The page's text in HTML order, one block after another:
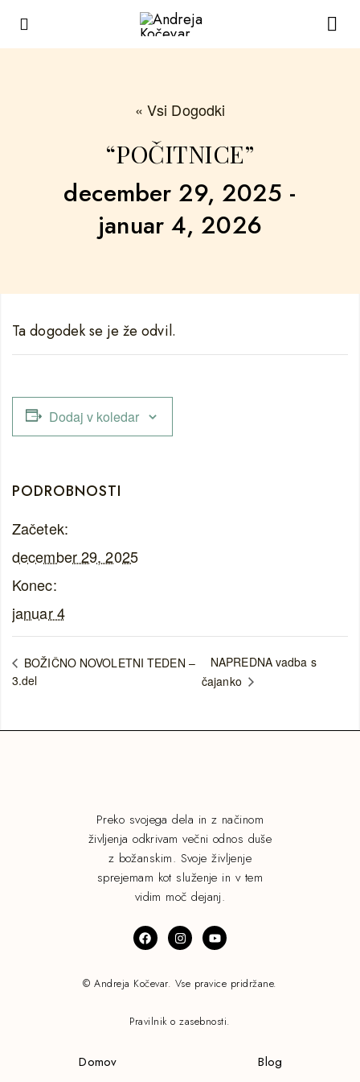
« Vsi Dogodki
“POČITNICE”
december 29, 2025 -
januar 4, 2026
Ta dogodek se je že odvil.
Dodaj v koledar
PODROBNOSTI
Začetek:
december 29, 2025
Konec:
januar 4
BOŽIČNO NOVOLETNI TEDEN –
3.del
NAPREDNA vadba s
čajanko
Preko svojega dela in z načinom
življenja odkrivam večni odnos duše
z božanskim. Svoje življenje
sprejemam kot služenje in v tem
vidim moč dejanj.
© Andreja Kočevar. Vse pravice pridržane.
Pravilnik o zasebnosti.
Domov Blog